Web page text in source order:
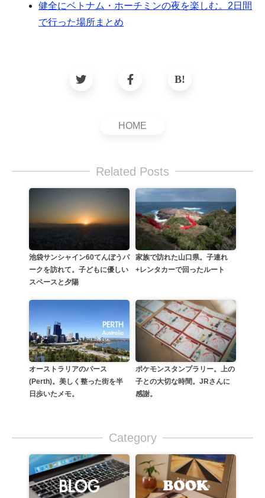
健全にベトナム・ホーチミンの夜を楽しむ。2日間
で行った場所まとめ
HOME
Related Posts
池袋サンシャイン60てんぼうパ
ークを訪れて。子どもに優しい
スペースと夕陽
家族で訪れた山口県。子連れ
+レンタカーで回ったルート
オーストラリアのパース
(Perth)。美しく整った街を半
日歩いたメモ。
ポケモンスタンプラリー。上の
子との大切な時間。JRさんに
感謝。
Category